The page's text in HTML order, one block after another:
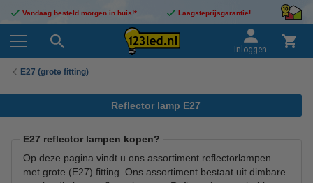
Vandaag besteld morgen in huis!* Laagsteprijsgarantie!
Inloggen
E27 (grote fitting)
Reflector lamp E27
E27 reflector lampen kopen?
Op deze pagina vindt u ons assortiment reflectorlampen
met grote (E27) fitting. Ons assortiment bestaat uit dimbare